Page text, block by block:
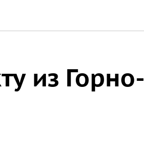
из Горно-